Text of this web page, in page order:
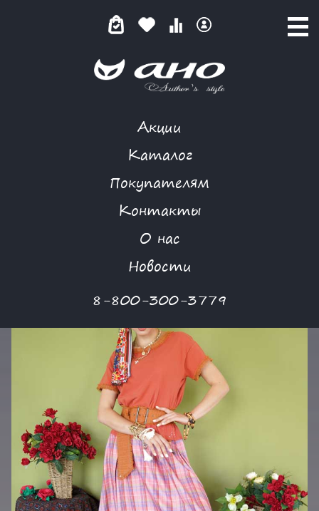
Акции
Каталог
Покупателям
Контакты
О нас
Новости
8-800-300-3779
ЧЕРВОННАЯ ДАМА